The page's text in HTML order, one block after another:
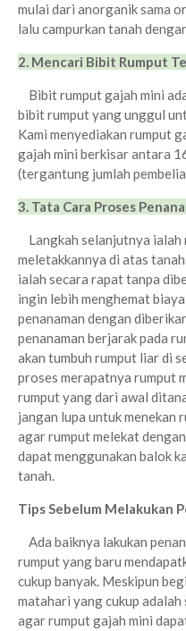
mulai dari anorganik sama
lalu campurkan tanah
2. Mencari Bibit Rumput
Bibit rumput gajah mini
bibit rumput yang unggul
Kami menyediakan rumput
gajah mini berkisar antara
(tergantung jumlah
3. Tata Cara Proses
Langkah selanjutnya ialah
meletakkannya di atas
ialah secara rapat tanpa
ingin lebih menghemat
penanaman dengan
penanaman berjarak pada
akan tumbuh rumput liar di
proses merapatnya rumput
rumput yang dari awal
jangan lupa untuk menekan
agar rumput melekat
dapat menggunakan balok
tanah.
Tips Sebelum Melakukan
Ada baiknya lakukan
rumput yang baru
cukup banyak. Meskipun
matahari yang cukup
agar rumput gajah mini